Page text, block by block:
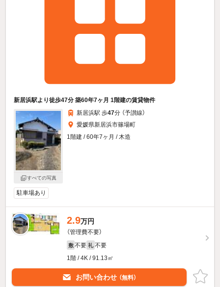
新居浜駅より徒歩47分 築60年7ヶ月 1階建の賃貸物件
すべての写真
新居浜駅 歩47分 （予讃線）
愛媛県新居浜市篠場町
1階建 / 60年7ヶ月 / 木造
駐車場あり
2.9万円
（管理費不要）
敷 不要 礼 不要
1階 / 4K / 91.13㎡
お問い合わせ （無料）